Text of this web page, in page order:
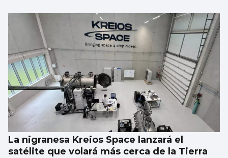
La nigranesa Kreios Space lanzará el
satélite que volará más cerca de la Tierra